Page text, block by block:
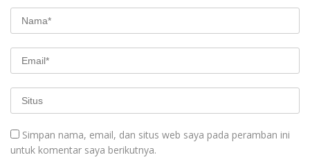
Simpan nama, email, dan situs web saya pada peramban ini
untuk komentar saya berikutnya.